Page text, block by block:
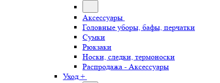
Аксессуары
Головные уборы, бафы, перчатки
Сумки
Рюкзаки
Носки, следки, термоноски
Распродажа - Аксессуары
Уход +